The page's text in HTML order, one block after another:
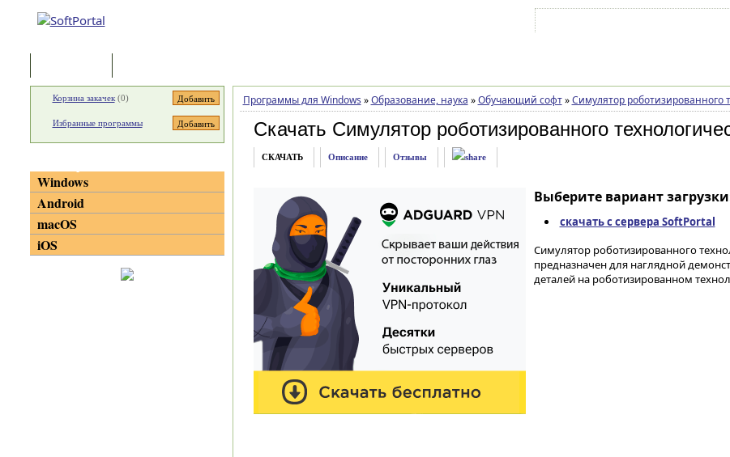
Программы для Windows » Образование, наука » Обучающий софт » Симулятор роботизированного
Скачать Симулятор роботизированного
СКАЧАТЬ Описание Отзывы
Выберите вариант
скачать с сервера SoftPortal
Симулятор роботизированного
предназначен для наглядной
деталей на роботизированном
Корзина закачек(0)
Избранные программы
Windows
Android
macOS
iOS